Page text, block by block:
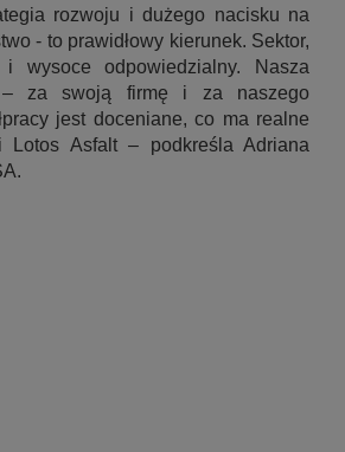
rozwoju i dużego nacisku na
- to prawidłowy kierunek. Sektor,
wysoce odpowiedzialny. Nasza
– za swoją firmę i za naszego
jest doceniane, co ma realne
Lotos Asfalt – podkreśla Adriana